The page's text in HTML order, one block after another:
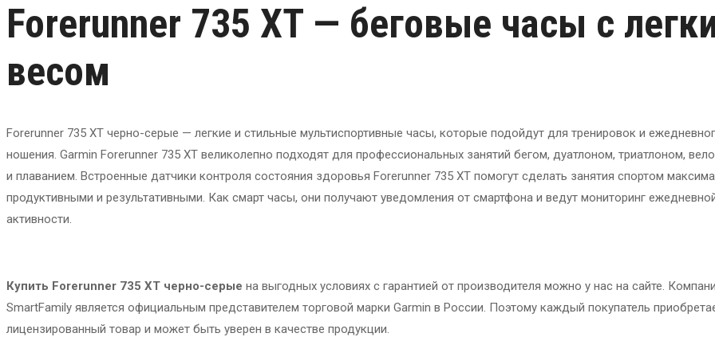
Forerunner 735 XT — беговые часы с
весом
Forerunner 735 XT черно-серые — легкие и стильные мультиспортивные часы, которые подойдут для тренировок и
ношения. Garmin Forerunner 735 XT великолепно подходят для профессиональных занятий бегом, дуатлоном, триатлоном,
и плаванием. Встроенные датчики контроля состояния здоровья Forerunner 735 XT помогут сделать занятия спортом
продуктивными и результативными. Как смарт часы, они получают уведомления от смартфона и ведут мониторинг
активности.
Купить Forerunner 735 XT черно-серые на выгодных условиях с гарантией от производителя можно у нас на сайте.
SmartFamily является официальным представителем торговой марки Garmin в России. Поэтому каждый покупатель
лицензированный товар и может быть уверен в качестве продукции.